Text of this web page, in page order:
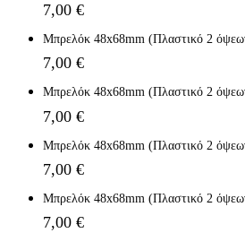
7,00 €
Μπρελόκ 48x68mm (Πλαστικό 2
7,00 €
Μπρελόκ 48x68mm (Πλαστικό 2
7,00 €
Μπρελόκ 48x68mm (Πλαστικό 2
7,00 €
Μπρελόκ 48x68mm (Πλαστικό 2
7,00 €